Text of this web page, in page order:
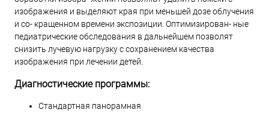
изображения и выделяют края при меньшей дозе облучения
и со- кращенном времени экспозиции. Оптимизирован- ные
педиатрические обследования в дальнейшем позволят
снизить лучевую нагрузку с сохранением качества
изображения при лечении детей.
Диагностические программы:
Стандартная панорамная